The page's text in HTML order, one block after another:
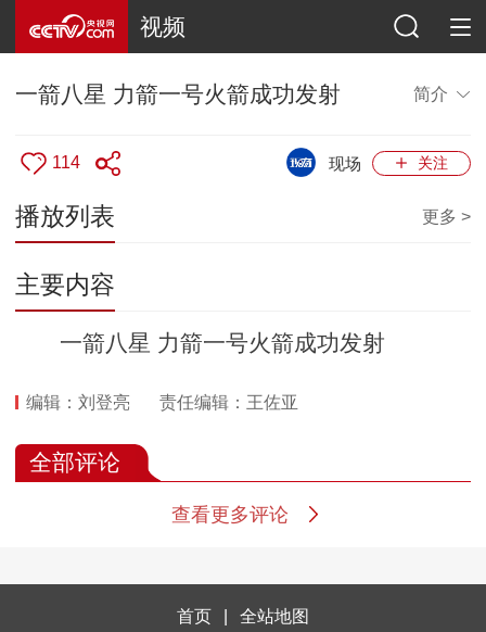
视频
一箭八星 力箭一号火箭成功发射 简介
114 关注
现场
播放列表 更多 >
主要内容
一箭八星 力箭一号火箭成功发射
编辑：刘登亮 责任编辑：王佐亚
全部评论
查看更多评论
首页 全站地图